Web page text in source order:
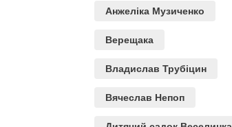
Анжеліка Музиченко
Верещака
Владислав Трубіцин
Вячеслав Непоп